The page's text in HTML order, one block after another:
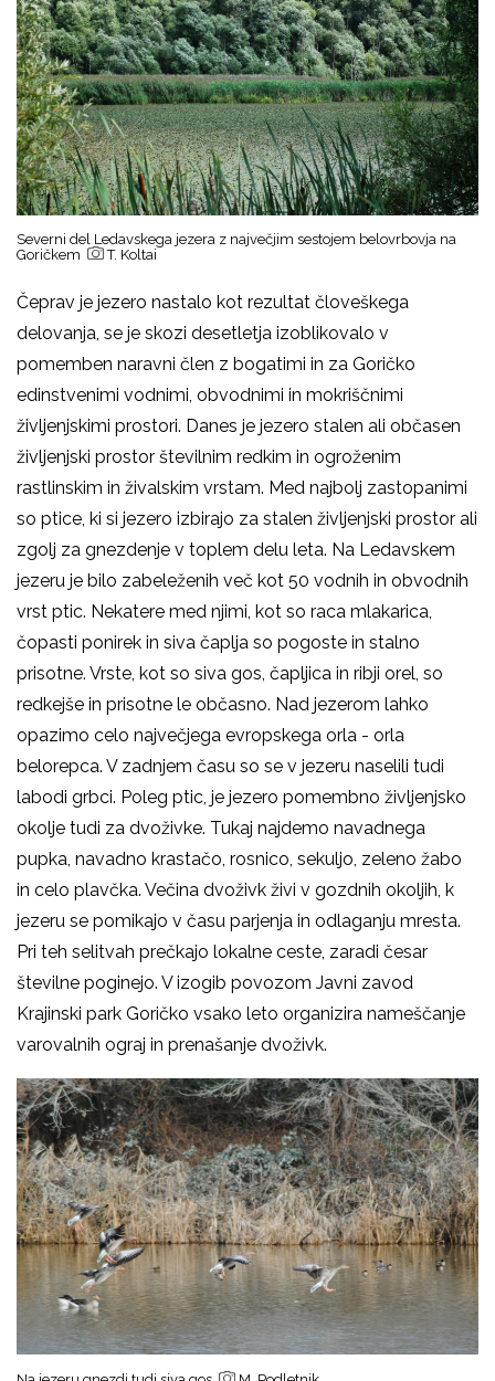
Severni del Ledavskega jezera z največjim sestojem belovrbovja na
Goričkem
T. Koltai
Čeprav je jezero nastalo kot rezultat človeškega
delovanja, se je skozi desetletja izoblikovalo v
pomemben naravni člen z bogatimi in za Goričko
edinstvenimi vodnimi, obvodnimi in mokriščnimi
življenjskimi prostori. Danes je jezero stalen ali občasen
življenjski prostor številnim redkim in ogroženim
rastlinskim in živalskim vrstam. Med najbolj zastopanimi
so ptice, ki si jezero izbirajo za stalen življenjski prostor ali
zgolj za gnezdenje v toplem delu leta. Na Ledavskem
jezeru je bilo zabeleženih več kot 50 vodnih in obvodnih
vrst ptic. Nekatere med njimi, kot so raca mlakarica,
čopasti ponirek in siva čaplja so pogoste in stalno
prisotne. Vrste, kot so siva gos, čapljica in ribji orel, so
redkejše in prisotne le občasno. Nad jezerom lahko
opazimo celo največjega evropskega orla - orla
belorepca. V zadnjem času so se v jezeru naselili tudi
labodi grbci. Poleg ptic, je jezero pomembno življenjsko
okolje tudi za dvoživke. Tukaj najdemo navadnega
pupka, navadno krastačo, rosnico, sekuljo, zeleno žabo
in celo plavčka. Večina dvoživk živi v gozdnih okoljih, k
jezeru se pomikajo v času parjenja in odlaganju mresta.
Pri teh selitvah prečkajo lokalne ceste, zaradi česar
številne poginejo. V izogib povozom Javni zavod
Krajinski park Goričko vsako leto organizira nameščanje
varovalnih ograj in prenašanje dvoživk.